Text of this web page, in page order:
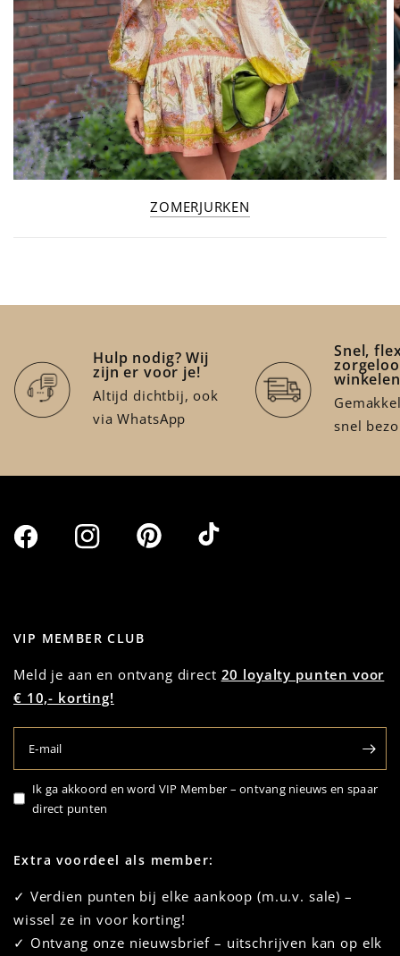
ZOMERJURKEN
Hulp nodig? Wij
zijn er voor je!
Altijd dichtbij, ook
via WhatsApp
Snel,
winkelen
snel
VIP MEMBER CLUB
Meld je aan en ontvang direct 20 loyalty punten voor
€ 10,- korting!
E‑mail
Ik ga akkoord en word VIP Member – ontvang nieuws en spaar
direct punten
Extra voordeel als member:
✓ Verdien punten bij elke aankoop (m.u.v. sale) –
wissel ze in voor korting!
✓ Ontvang onze nieuwsbrief – uitschrijven kan op elk